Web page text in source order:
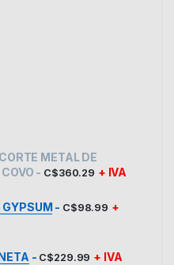
METAL DE
- C$360.29 + IVA
GYPSUM - C$98.99 +
- C$229.99 + IVA